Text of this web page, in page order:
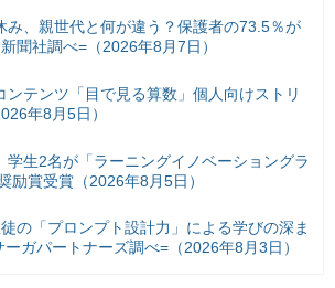
み、親世代と何が違う？保護者の73.5％が
聞社調べ=（2026年8月7日）
ンテンツ「目で見る算数」個人向けストリ
年8月5日）
学生2名が「ラーニングイノベーショングラ
励賞受賞（2026年8月5日）
の「プロンプト設計力」による学びの深ま
ーガパートナーズ調べ=（2026年8月3日）